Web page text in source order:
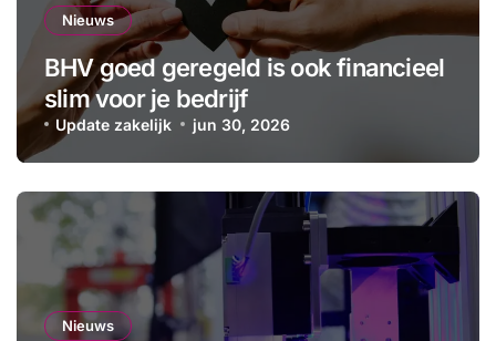
Nieuws
BHV goed geregeld is ook financieel
slim voor je bedrijf
Update zakelijk jun 30, 2026
Nieuws